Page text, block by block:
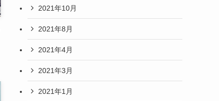
2021年10月
2021年8月
2021年4月
2021年3月
2021年1月